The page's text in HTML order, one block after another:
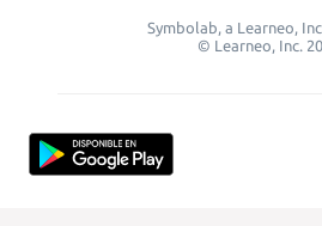
Symbolab, a Learneo,
© Learneo, Inc.